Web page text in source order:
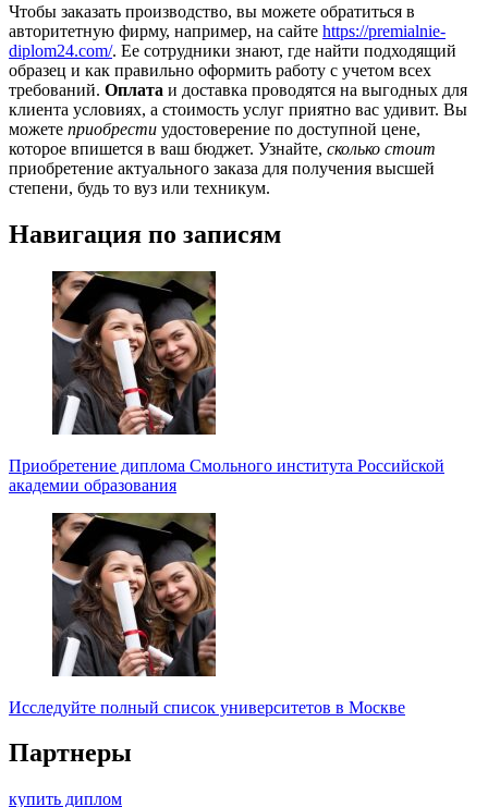
Чтобы заказать производство, вы можете обратиться в
авторитетную фирму, например, на сайте https://premialnie-
diplom24.com/. Ее сотрудники знают, где найти подходящий
образец и как правильно оформить работу с учетом всех
требований. Оплата и доставка проводятся на выгодных для
клиента условиях, а стоимость услуг приятно вас удивит. Вы
можете приобрести удостоверение по доступной цене,
которое впишется в ваш бюджет. Узнайте, сколько стоит
приобретение актуального заказа для получения высшей
степени, будь то вуз или техникум.
Навигация по записям
Приобретение диплома Смольного института Российcкой
академии образования
Исследуйте полный список университетов в Москве
Партнеры
купить диплом